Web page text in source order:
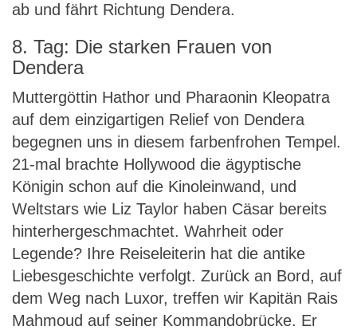
ab und fährt Richtung Dendera.
8. Tag: Die starken Frauen von
Dendera
Muttergöttin Hathor und Pharaonin Kleopatra
auf dem einzigartigen Relief von Dendera
begegnen uns in diesem farbenfrohen Tempel.
21-mal brachte Hollywood die ägyptische
Königin schon auf die Kinoleinwand, und
Weltstars wie Liz Taylor haben Cäsar bereits
hinterhergeschmachtet. Wahrheit oder
Legende? Ihre Reiseleiterin hat die antike
Liebesgeschichte verfolgt. Zurück an Bord, auf
dem Weg nach Luxor, treffen wir Kapitän Rais
Mahmoud auf seiner Kommandobrücke. Er